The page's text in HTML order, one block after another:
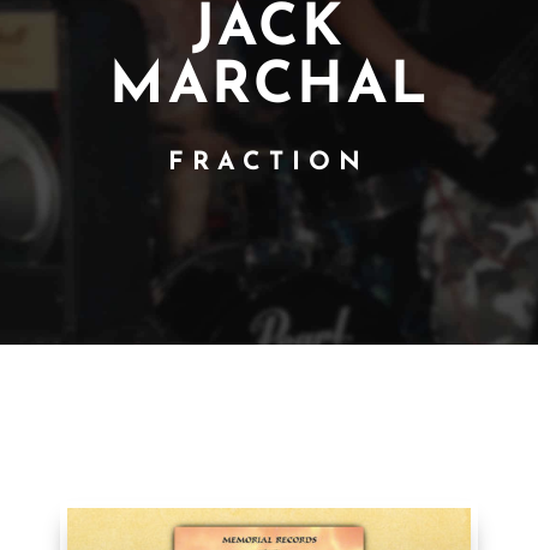
JACK
MARCHAL
FRACTION